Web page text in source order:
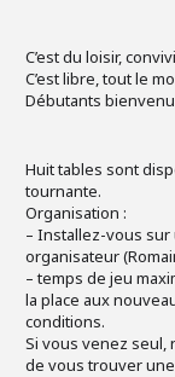
C’est du loisir,
C’est libre, tout le
Débutants
Huit tables sont
tournante.
Organisation :
– Installez-vous
organisateur
– temps de jeu
la place aux
conditions.
Si vous venez seul,
de vous trouver